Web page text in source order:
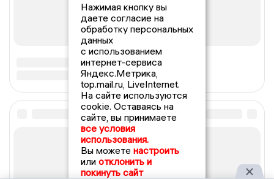
Нажимая кнопку вы
даете согласие на
обработку персональных
данных
с использованием
интернет-сервиса
Яндекс.Метрика,
top.mail.ru, LiveInternet.
На сайте используются
cookie. Оставаясь на
сайте, вы принимаете
все условия
использования.
Вы можете настроить
или отклонить и
покинуть сайт